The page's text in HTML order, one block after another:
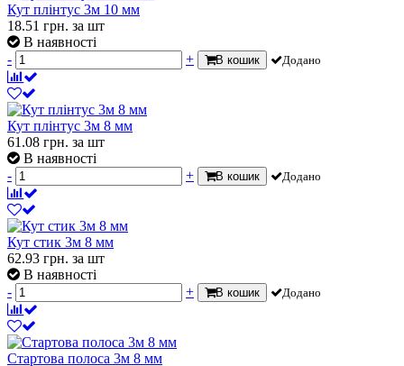
Кут плінтус 3м 10 мм
18.51 грн. за шт
В наявності
-
+ В кошик Додано
Кут плінтус 3м 8 мм
61.08 грн. за шт
В наявності
-
+ В кошик Додано
Кут стик 3м 8 мм
62.93 грн. за шт
В наявності
-
+ В кошик Додано
Стартова полоса 3м 8 мм